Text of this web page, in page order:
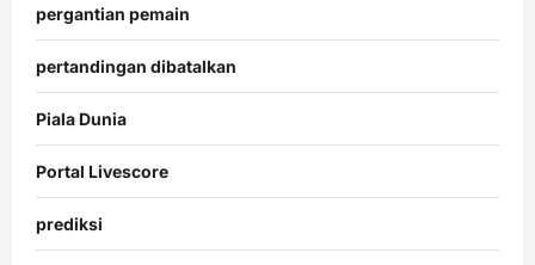
pergantian pemain
pertandingan dibatalkan
Piala Dunia
Portal Livescore
prediksi